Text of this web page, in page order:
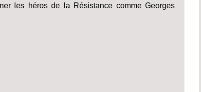
les héros de la Résistance comme Georges